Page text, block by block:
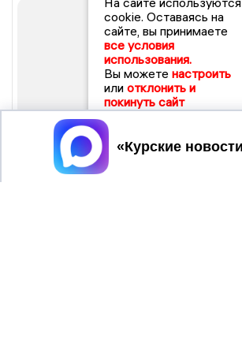
cookie. Оставаясь на
сайте, вы принимаете
все условия
использования.
Вы можете настроить
или отклонить и
покинуть сайт
Принять